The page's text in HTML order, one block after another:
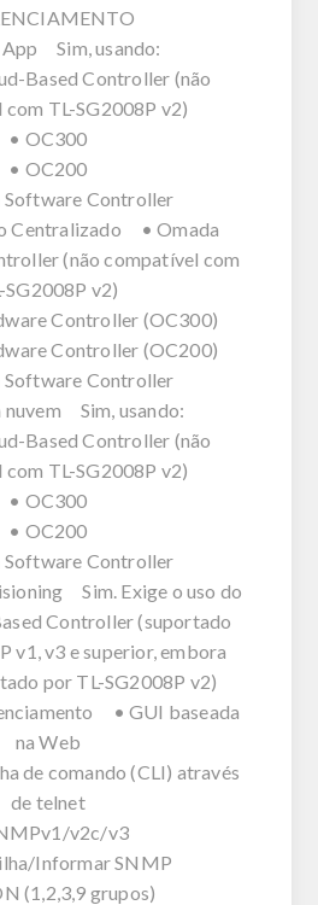
Sim, usando:
Based Controller (não
TL-SG2008P v2)
• OC300
• OC200
Software Controller
Centralizado • Omada
(não compatível com
SG2008P v2)
Controller (OC300)
Controller (OC200)
Software Controller
nuvem Sim, usando:
Based Controller (não
TL-SG2008P v2)
• OC300
• OC200
Software Controller
Sim. Exige o uso do
Controller (suportado
v1, v3 e superior, embora
por TL-SG2008P v2)
• GUI baseada
na Web
de comando (CLI) através
de telnet
v2c/v3
Informar SNMP
(1,2,3,9 grupos)